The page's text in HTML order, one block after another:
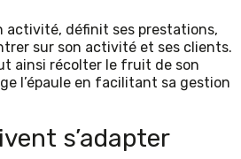
activité, définit ses prestations,
sur son activité et ses clients.
ainsi récolter le fruit de son
l’épaule en facilitant sa gestion
s’adapter